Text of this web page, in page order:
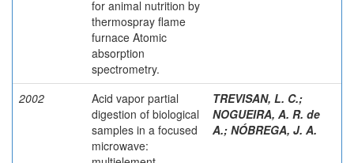
for animal nutrition by
thermospray flame
furnace Atomic
absorption
spectrometry.
2002
Acid vapor partial
digestion of biological
samples in a focused
microwave:
TREVISAN, L. C.;
NOGUEIRA, A. R. de
A.; NÓBREGA, J. A.